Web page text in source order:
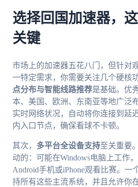
选择回国加速器，
关键
市场上的加速器五花八门，但针对
一特定需求，你需要关注几个硬核
点分布与智能线路推荐是基础。优
本、美国、欧洲、东南亚等地广泛
实时网络状况，自动将你连接到延
内入口节点，确保看球不卡顿。
其次， 多平台全设备支持至关重要
动的：可能在Windows电脑上工作
Android手机或iPhone观看比赛。一
持所有这些主流系统，并且允许你